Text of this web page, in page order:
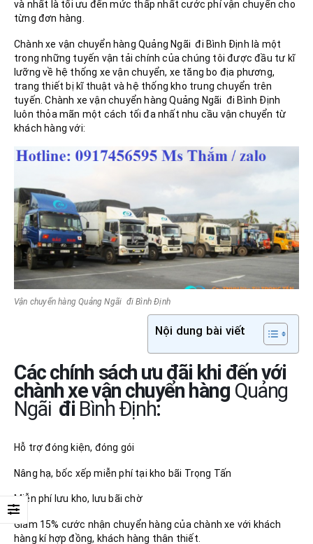
và nhất là tối ưu đến mức thấp nhất cước phí vận chuyển cho
từng đơn hàng.
Chành xe vận chuyển hàng Quảng Ngãi đi Bình Định là một
trong những tuyến vận tải chính của chúng tôi được đầu tư kĩ
lưỡng về hệ thống xe vận chuyển, xe tăng bo địa phương,
trang thiết bị kĩ thuật và hệ thống kho trung chuyển trên
tuyến. Chành xe vận chuyển hàng Quảng Ngãi đi Bình Định
luôn thỏa mãn một cách tối đa nhất nhu cầu vận chuyển từ
khách hàng với:
Vận chuyển hàng Quảng Ngãi đi Bình Định
Nội dung bài viết
Các chính sách ưu đãi khi đến với
chành xe vận chuyển hàng Quảng
Ngãi đi Bình Định:
Hỗ trợ đóng kiện, đóng gói
Nâng hạ, bốc xếp miễn phí tại kho bãi Trọng Tấn
Miễn phí lưu kho, lưu bãi chờ
Giảm 15% cước nhận chuyển hàng của chành xe với khách
hàng kí hợp đồng, khách hàng thân thiết.